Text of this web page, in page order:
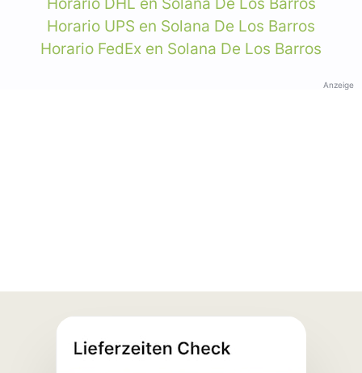
Horario UPS en Solana De Los Barros
Horario FedEx en Solana De Los Barros
Anzeige